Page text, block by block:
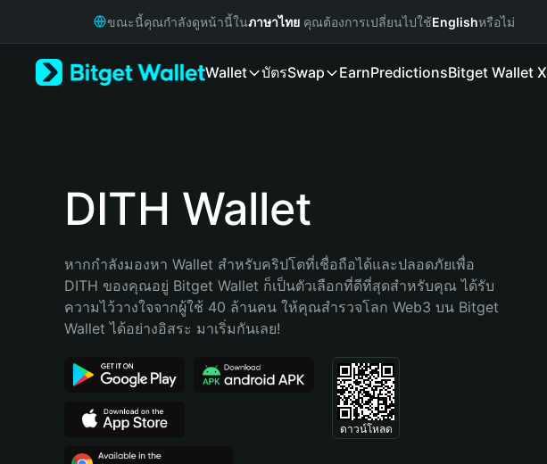
Русский
Bahasa Indonesia
Português (Brasil)
ขณะนี้คุณกำลังดูหน้านี้ในภาษาไทย คุณต้องการเปลี่ยนไปใช้Englishหรือไม่
Wallet บัตรSwap EarnPredictionsBitget Wallet X
DITH Wallet
หากกำลังมองหา Wallet สำหรับคริปโตที่เชื่อถือได้และปลอดภัยเพื่อ
DITH ของคุณอยู่ Bitget Wallet ก็เป็นตัวเลือกที่ดีที่สุดสำหรับคุณ ได้รับ
ความไว้วางใจจากผู้ใช้ 40 ล้านคน ให้คุณสำรวจโลก Web3 บน Bitget
Wallet ได้อย่างอิสระ มาเริ่มกันเลย!
ดาวน์โหลด